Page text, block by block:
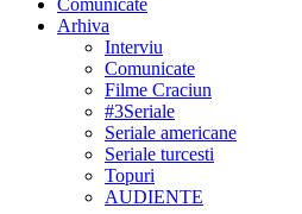
Arhiva
Interviu
Comunicate
Filme Craciun
#3Seriale
Seriale americane
Seriale turcesti
Topuri
AUDIENTE